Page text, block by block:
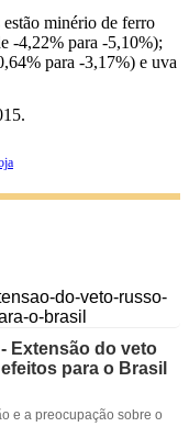
minério de ferro
-4,22% para -5,10%);
para -3,17%) e uva
Extensão do veto
para o Brasil
e a preocupação sobre o